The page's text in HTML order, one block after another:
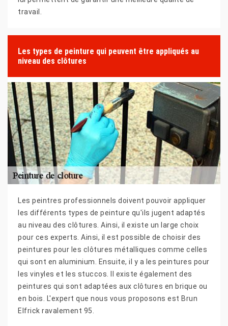
travail.
Les types de peinture qui peuvent être appliqués au
niveau des clôtures
Les peintres professionnels doivent pouvoir appliquer
les différents types de peinture qu'ils jugent adaptés
au niveau des clôtures. Ainsi, il existe un large choix
pour ces experts. Ainsi, il est possible de choisir des
peintures pour les clôtures métalliques comme celles
qui sont en aluminium. Ensuite, il y a les peintures pour
les vinyles et les stuccos. Il existe également des
peintures qui sont adaptées aux clôtures en brique ou
en bois. L'expert que nous vous proposons est Brun
Elfrick ravalement 95.